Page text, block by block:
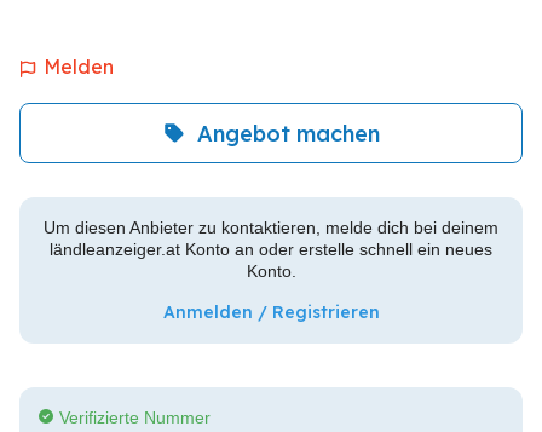
Melden
Angebot machen
Um diesen Anbieter zu kontaktieren, melde dich bei deinem
ländleanzeiger.at Konto an oder erstelle schnell ein neues
Konto.
Anmelden / Registrieren
Verifizierte Nummer